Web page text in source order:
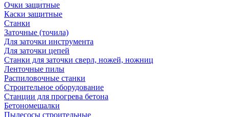
Очки защитные
Каски защитные
Станки
Заточные (точила)
Для заточки инструмента
Для заточки цепей
Станки для заточки сверл, ножей, ножниц
Ленточные пилы
Распиловочные станки
Строительное оборудование
Станции для прогрева бетона
Бетономешалки
Пылесосы строительные